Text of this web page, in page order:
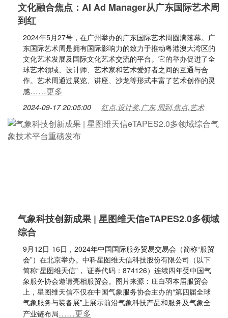
文化融合焦点：AI Ad Manager从广东国际艺术周
到红
2024年5月27号，在广州举办的广东国际艺术周圆满落幕。广
东国际艺术周是拥有国际影响力的致力于推动粤港澳大湾区的
文化艺术发展及国际文化艺术交流的平台。它的举办促进了全
球艺术领域、设计师、艺术家和艺术爱好者之间的互通与合
作。艺术周通过展览、讲座、沙龙等形式丰富了艺术创作的灵
感……更多
2024-09-17 20:05:00 红点,设计奖,广东,周到,焦点,艺术
气象科技创新成果 | 星图维天信eTAPES2.0多领域
综合
9月12日-16日，2024年中国国际服务贸易交易会（简称“服贸
会”）在北京举办。中科星图维天信科技股份有限公司（以下
简称“星图维天信”， 证券代码：874126）连续四年受中国气
象服务协会邀请亮相服贸会。图片来源：庄白羽本届服贸会
上，星图维天信不仅在中国气象服务协会主办的“第四届全球
气象服务与装备展”上展示前沿气象科技产品和服务及气象全
产业链布局……更多